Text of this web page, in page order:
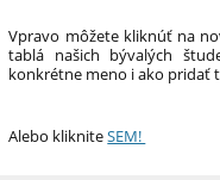
Vpravo môžete kliknúť na
tablá našich bývalých
konkrétne meno i ako pridať
Alebo klikniteSEM!